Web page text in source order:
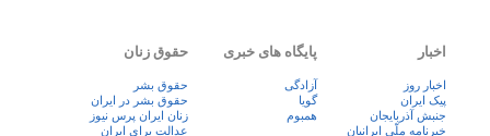
اخبار
اخبار روز
پيک ايران
جنبش آذربایجان
خبرنامه ملّی ایرانیان
پایگاه های خبری
آزادگی
گویا
همبوم
حقوق زنان
حقوق بشر
حقوق بشر در ایران
زنان ايران پرس نيوز
عدالت برای ایران